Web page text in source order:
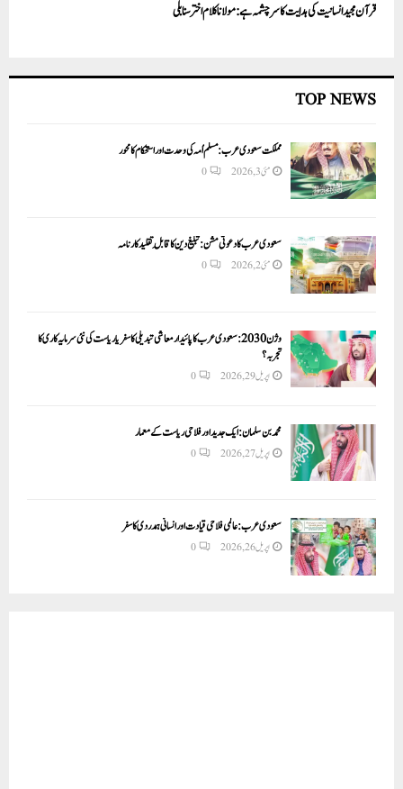
قرآن مجید انسانیت کی ہدایت کا سر چشمہ ہے: مولانا کلام اختر سنابلی
TOP NEWS
مملکت سعودی عرب: مسلم اُمہ کی وحدت اور استحکام کا محور
مئی 3, 2026 0
سعودی عرب کا دعوتی مشن: تبلیغ دین کا قابلِ تقلید کارنامہ
مئی 2, 2026 0
وژن 2030:سعودی عرب کا پائیدار معاشی تبدیلی کا سفر یا ریاست کی نئی سرمایہ کاری کا
تجربہ؟
اپریل 29, 2026 0
محمد بن سلمان: ایک جدید اور فلاحی ریاست کے معمار
اپریل 27, 2026 0
سعودی عرب: عالمی فلاحی قیادت اور انسانی ہمدردی کا سفر
اپریل 26, 2026 0